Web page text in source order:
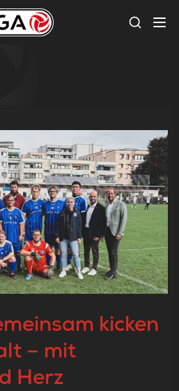
Suche
kicken
– mit
Herz